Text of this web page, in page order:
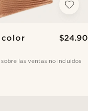
color
$24.90
las ventas no incluidos